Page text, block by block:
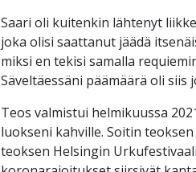
Saari oli kuitenkin lähtenyt
joka olisi saattanut jäädä
miksi en tekisi samalla
Säveltäessäni päämäärä oli siis
Teos valmistui helmikuussa
luokseni kahville. Soitin
teoksen Helsingin